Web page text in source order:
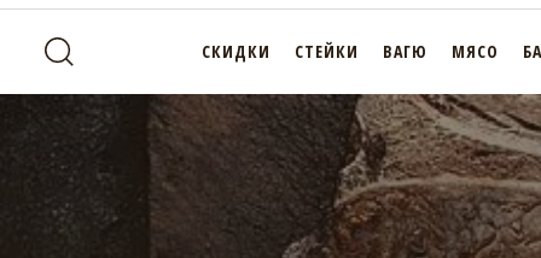
СКИДКИ СТЕЙКИ ВАГЮ МЯСО